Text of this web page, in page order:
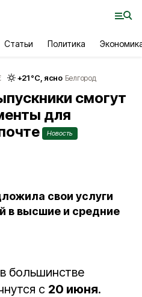
Статьи Политика
+21°С, ясно Белгород
смогут
для
Новость
свои услуги
в высшие и средние
большинстве
с 20 июня.